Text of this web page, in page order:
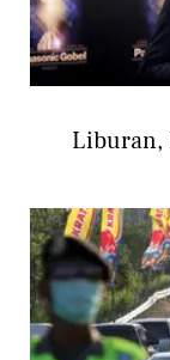
Liburan,